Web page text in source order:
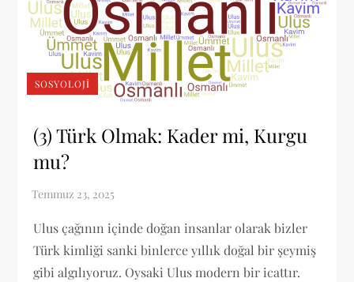
SOSYOLOJI
(3) Türk Olmak: Kader mi, Kurgu
mu?
Ulus çağının içinde doğan insanlar olarak bizler
Türk kimliği sanki binlerce yıllık doğal bir şeymiş
gibi algılıyoruz. Oysaki Ulus modern bir icattır.